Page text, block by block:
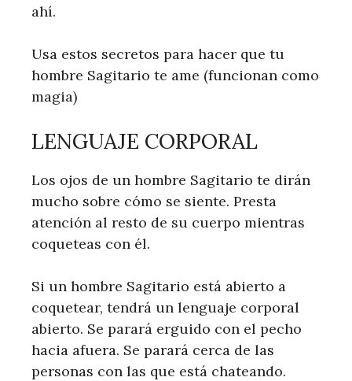
ahí.
Usa estos secretos para hacer que tu
hombre Sagitario te ame (funcionan como
magia)
LENGUAJE CORPORAL
Los ojos de un hombre Sagitario te dirán
mucho sobre cómo se siente. Presta
atención al resto de su cuerpo mientras
coqueteas con él.
Si un hombre Sagitario está abierto a
coquetear, tendrá un lenguaje corporal
abierto. Se parará erguido con el pecho
hacia afuera. Se parará cerca de las
personas con las que está chateando.